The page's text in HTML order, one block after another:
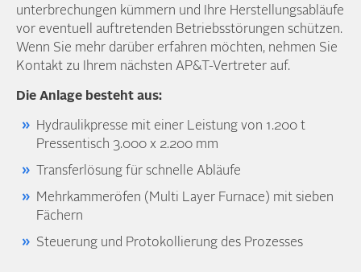
unterbrechungen kümmern und Ihre Herstellungs­abläufe
vor eventuell auftretenden Betriebs­störungen schützen.
Wenn Sie mehr darüber erfahren möchten, nehmen Sie
Kontakt zu Ihrem nächsten AP&T-Vertreter auf.
Die Anlage besteht aus:
Hydraulik­presse mit einer Leistung von 1.200 t
Pressen­tisch 3.000 x 2.200 mm
Transfer­lösung für schnelle Abläufe
Mehrkammer­öfen (Multi Layer Furnace) mit sieben
Fächern
Steuerung und Protokollierung des Prozesses